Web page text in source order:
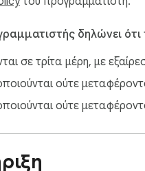
δηλώνει
σε τρίτα μέρη, με
ούτε
ούτε